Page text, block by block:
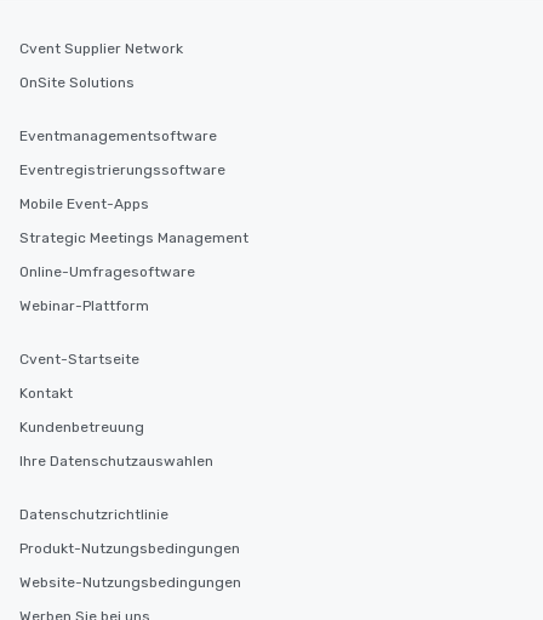
Cvent Supplier Network
OnSite Solutions
Eventmanagementsoftware
Eventregistrierungssoftware
Mobile Event-Apps
Strategic Meetings Management
Online-Umfragesoftware
Webinar-Plattform
Cvent-Startseite
Kontakt
Kundenbetreuung
Ihre Datenschutzauswahlen
Datenschutzrichtlinie
Produkt-Nutzungsbedingungen
Website-Nutzungsbedingungen